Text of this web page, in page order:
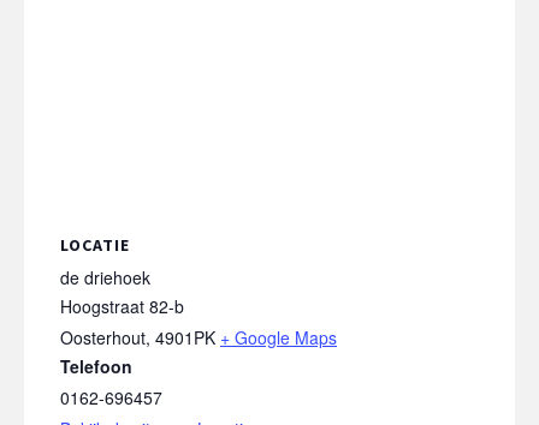
LOCATIE
de driehoek
Hoogstraat 82-b
Oosterhout, 4901PK + Google Maps
Telefoon
0162-696457